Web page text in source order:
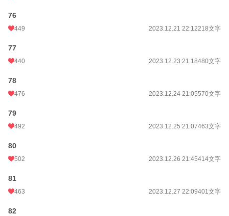
76
449 2023.12.21 22:12218文字
77
440 2023.12.23 21:18480文字
78
476 2023.12.24 21:05570文字
79
492 2023.12.25 21:07463文字
80
502 2023.12.26 21:45414文字
81
463 2023.12.27 22:09401文字
82